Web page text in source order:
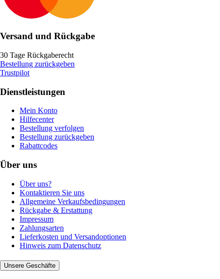
Versand und Rückgabe
30 Tage Rückgaberecht
Bestellung zurückgeben
Trustpilot
Dienstleistungen
Mein Konto
Hilfecenter
Bestellung verfolgen
Bestellung zurückgeben
Rabattcodes
Über uns
Über uns?
Kontaktieren Sie uns
Allgemeine Verkaufsbedingungen
Rückgabe & Erstattung
Impressum
Zahlungsarten
Lieferkosten und Versandoptionen
Hinweis zum Datenschutz
Unsere Geschäfte